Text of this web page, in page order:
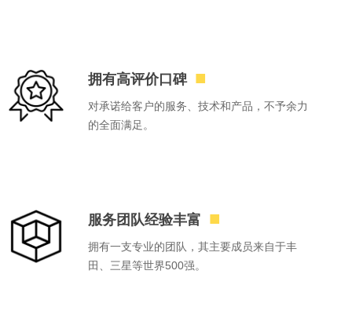
拥有高评价口碑 ■
对承诺给客户的服务、技术和产品，不予余力
的全面满足。
服务团队经验丰富 ■
拥有一支专业的团队，其主要成员来自于丰
田、三星等世界500强。